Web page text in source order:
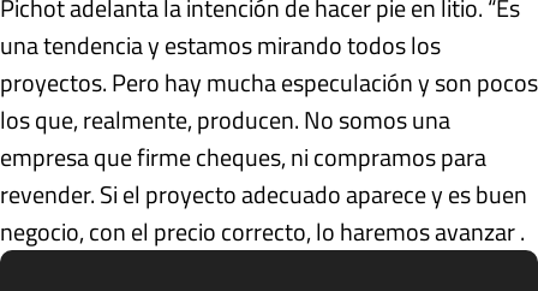
Pichot adelanta la intención de hacer pie en litio. “Es
una tendencia y estamos mirando todos los
proyectos. Pero hay mucha especulación y son pocos
los que, realmente, producen. No somos una
empresa que firme cheques, ni compramos para
revender. Si el proyecto adecuado aparece y es buen
negocio, con el precio correcto, lo haremos avanzar .